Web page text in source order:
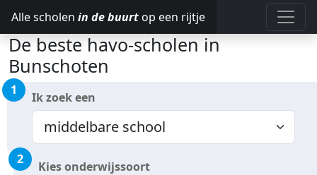
Alle scholen in de buurt op een rijtje
De beste havo-scholen in
Bunschoten
1 Ik zoek een
2 Kies onderwijssoort